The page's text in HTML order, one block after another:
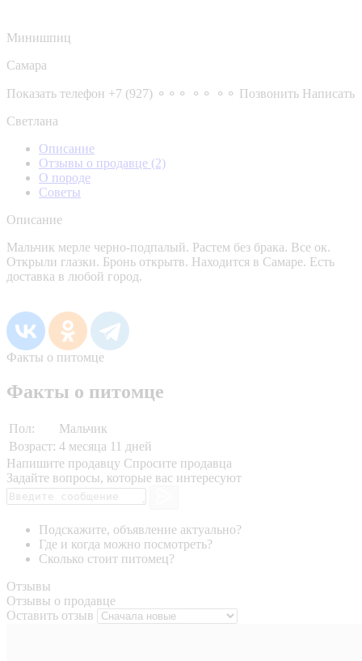
Минишпиц
Самара
Показать телефон +7 (927) ⚬⚬⚬ ⚬⚬ ⚬⚬ Позвонить Написать
Светлана
Описание
Отзывы о продавце (2)
О породе
Советы
Описание
Мальчик мерле черно-подпалый. Растем без брака. Все ок.
Открыли глазки. Бронь открытв. Находится в Самаре. Есть
доставка в любой город.
Факты о питомце
Факты о питомце
Пол:
Мальчик
Возраст: 4 месяца 11 дней
Напишите продавцу Спросите продавца
Задайте вопросы, которые вас интересуют
Подскажите, объявление актуально?
Где и когда можно посмотреть?
Сколько стоит питомец?
Отзывы
Отзывы о продавце
Оставить отзыв